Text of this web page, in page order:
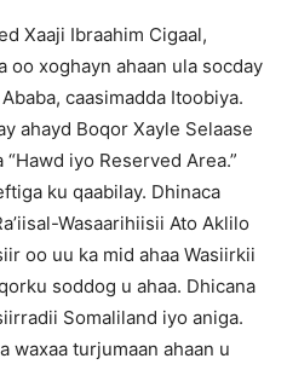
Xaaji Ibraahim Cigaal,
oo xoghayn ahaan ula socday
caasimadda Itoobiya.
ahayd Boqor Xayle Selaase
iyo Reserved Area.”
ku qaabilay. Dhinaca
Wasaarihiisii Ato Aklilo
oo uu ka mid ahaa Wasiirkii
soddog u ahaa. Dhicana
Somaliland iyo aniga.
waxaa turjumaan ahaan u